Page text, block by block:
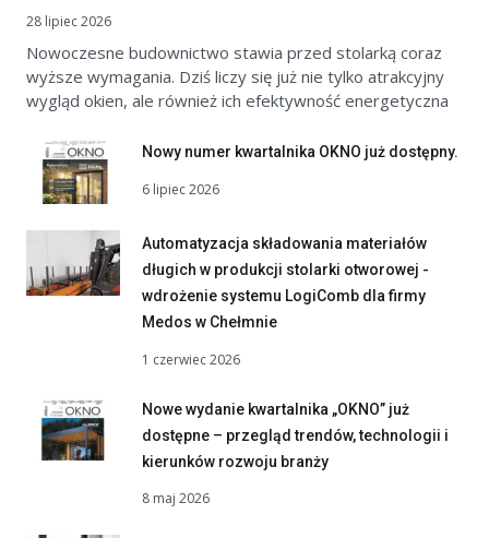
28 lipiec 2026
Nowoczesne budownictwo stawia przed stolarką coraz
wyższe wymagania. Dziś liczy się już nie tylko atrakcyjny
wygląd okien, ale również ich efektywność energetyczna
Nowy numer kwartalnika OKNO już dostępny.
6 lipiec 2026
Automatyzacja składowania materiałów
długich w produkcji stolarki otworowej -
wdrożenie systemu LogiComb dla firmy
Medos w Chełmnie
1 czerwiec 2026
Nowe wydanie kwartalnika „OKNO” już
dostępne – przegląd trendów, technologii i
kierunków rozwoju branży
8 maj 2026